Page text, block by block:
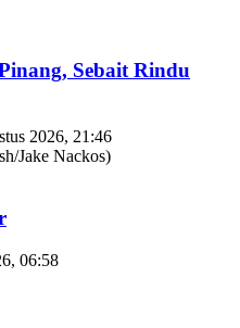
Sebait Rindu
2026, 21:46
06:58